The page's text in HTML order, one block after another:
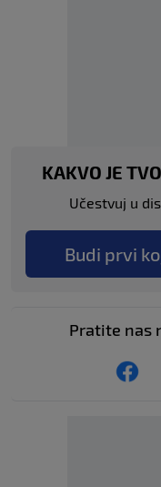
KAKVO JE
Učestvuj u
Budi prvi
Pratite nas